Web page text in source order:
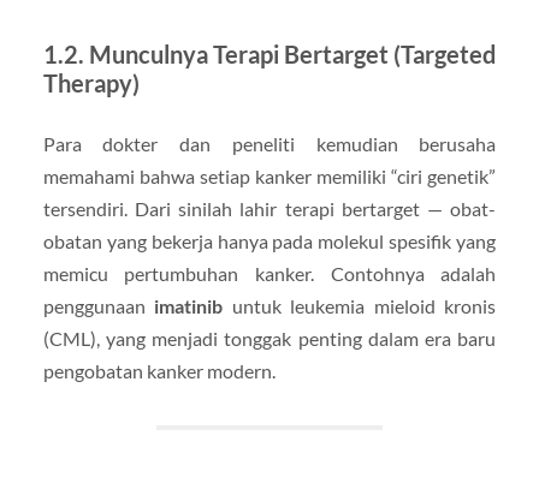
1.2. Munculnya Terapi Bertarget (Targeted
Therapy)
Para dokter dan peneliti kemudian berusaha
memahami bahwa setiap kanker memiliki “ciri genetik”
tersendiri. Dari sinilah lahir terapi bertarget — obat-
obatan yang bekerja hanya pada molekul spesifik yang
memicu pertumbuhan kanker. Contohnya adalah
penggunaan imatinib untuk leukemia mieloid kronis
(CML), yang menjadi tonggak penting dalam era baru
pengobatan kanker modern.